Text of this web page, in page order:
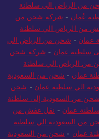
من الرياض الي سلطنة
عُمان - شركة شحن من
من الرياض الي سلطنة
عمان - شحن من الرياض الى
سلطنة عمان - شركة شحن
من الرياض الي سلطنة
عمان - شحن من السعودية
الي سلطنة عمان - شحن
من السعودية إلى سلطنة
عمان - نقل عفش من
من السعودية الي سلطنة
عمان - شحن من السعودية